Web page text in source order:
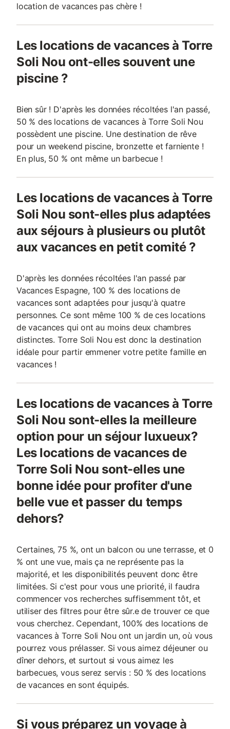
location de vacances pas chère !
Les locations de vacances à Torre
Soli Nou ont-elles souvent une
piscine ?
Bien sûr ! D'après les données récoltées l'an passé,
50 % des locations de vacances à Torre Soli Nou
possèdent une piscine. Une destination de rêve
pour un weekend piscine, bronzette et farniente !
En plus, 50 % ont même un barbecue !
Les locations de vacances à Torre
Soli Nou sont-elles plus adaptées
aux séjours à plusieurs ou plutôt
aux vacances en petit comité ?
D'après les données récoltées l'an passé par
Vacances Espagne, 100 % des locations de
vacances sont adaptées pour jusqu'à quatre
personnes. Ce sont même 100 % de ces locations
de vacances qui ont au moins deux chambres
distinctes. Torre Soli Nou est donc la destination
idéale pour partir emmener votre petite famille en
vacances !
Les locations de vacances à Torre
Soli Nou sont-elles la meilleure
option pour un séjour luxueux?
Les locations de vacances de
Torre Soli Nou sont-elles une
bonne idée pour profiter d'une
belle vue et passer du temps
dehors?
Certaines, 75 %, ont un balcon ou une terrasse, et 0
% ont une vue, mais ça ne représente pas la
majorité, et les disponibilités peuvent donc être
limitées. Si c'est pour vous une priorité, il faudra
commencer vos recherches suffisemment tôt, et
utiliser des filtres pour être sûr.e de trouver ce que
vous cherchez. Cependant, 100% des locations de
vacances à Torre Soli Nou ont un jardin un, où vous
pourrez vous prélasser. Si vous aimez déjeuner ou
dîner dehors, et surtout si vous aimez les
barbecues, vous serez servis : 50 % des locations
de vacances en sont équipés.
Si vous préparez un voyage à